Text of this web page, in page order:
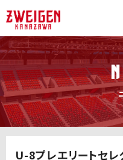
U-8プレエリートセ